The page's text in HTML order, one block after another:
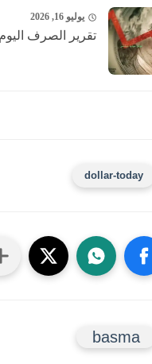
يوليو 16, 2026
تقرير الصرف اليوم
dollar-today
basma